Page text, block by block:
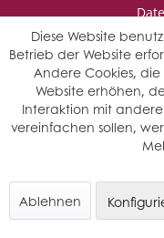
* Wir behalten uns vor
© Saffers
Diese Website
Betrieb der Website
Andere Cookies,
Website erhöhen,
Interaktion mit
vereinfachen sollen,
Ablehnen